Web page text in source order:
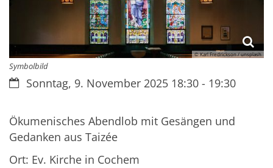
© Karl Fredrickson / unsplash
Symbolbild
Datum:Sonntag, 9. November 2025 18:30 - 19:30
Ökumenisches Abendlob mit Gesängen und
Gedanken aus Taizée
Ort: Ev. Kirche in Cochem